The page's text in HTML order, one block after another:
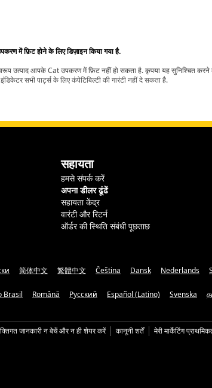
में फ़िट होने के लिए डिज़ाइन किया गया है.
उत्पाद आपके Cat उपकरण में फ़िट नहीं हो सकता है. कृपया यह सुनिश्चित
सभी पार्ट्स के लिए कंपेटिबिल्टी की गारंटी नहीं दे सकता है.
सहायता
हमसे संपर्क करें
अपना डीलर ढूंढें
सहायता केंद्र
वारंटी और रिटर्न
ऑर्डर की स्थिति संबंधी पूछताछ
简体中文 繁體中文 Čeština Dansk Nederlands
Brasil Română Русский Español (Latino) Svenska
जानकारी न बेचें और न ही शेयर करें कानूनी शर्तें मेरी मार्केटिंग